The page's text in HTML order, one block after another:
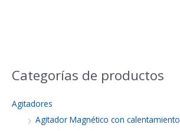
Categorías de productos
Agitadores
Agitador Magnético con calentamiento